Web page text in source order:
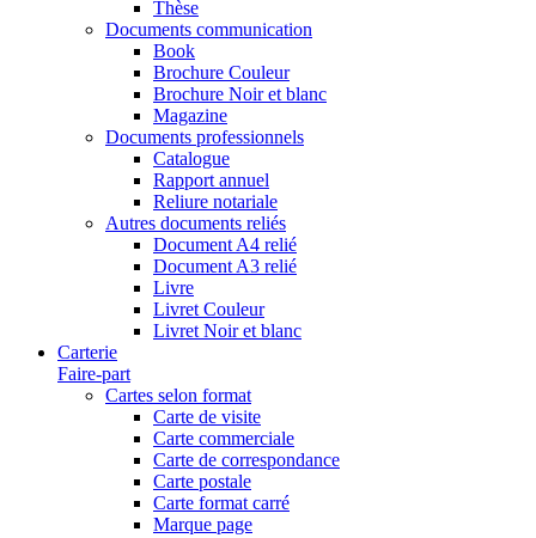
Thèse
Documents communication
Book
Brochure Couleur
Brochure Noir et blanc
Magazine
Documents professionnels
Catalogue
Rapport annuel
Reliure notariale
Autres documents reliés
Document A4 relié
Document A3 relié
Livre
Livret Couleur
Livret Noir et blanc
Carterie
Faire-part
Cartes selon format
Carte de visite
Carte commerciale
Carte de correspondance
Carte postale
Carte format carré
Marque page